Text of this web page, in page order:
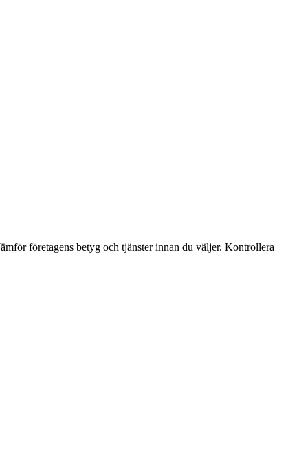
företagens betyg och tjänster innan du väljer. Kontrollera